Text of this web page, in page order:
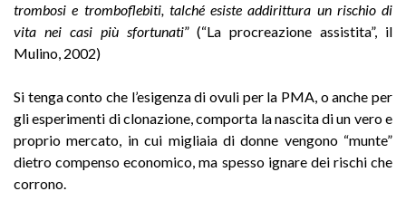
trombosi e tromboflebiti, talché esiste addirittura un rischio di
vita nei casi più sfortunati” (“La procreazione assistita”, il
Mulino, 2002)
Si tenga conto che l’esigenza di ovuli per la PMA, o anche per
gli esperimenti di clonazione, comporta la nascita di un vero e
proprio mercato, in cui migliaia di donne vengono “munte”
dietro compenso economico, ma spesso ignare dei rischi che
corrono.